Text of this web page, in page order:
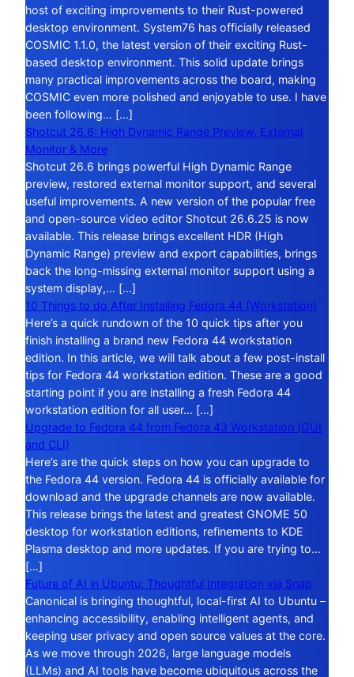
host of exciting improvements to their Rust-powered
desktop environment. System76 has officially released
COSMIC 1.1.0, the latest version of their exciting Rust-
based desktop environment. This solid update brings
many practical improvements across the board, making
COSMIC even more polished and enjoyable to use. I have
been following… […]
Shotcut 26.6: High Dynamic Range Preview, External
Monitor & More
Shotcut 26.6 brings powerful High Dynamic Range
preview, restored external monitor support, and several
useful improvements. A new version of the popular free
and open-source video editor Shotcut 26.6.25 is now
available. This release brings excellent HDR (High
Dynamic Range) preview and export capabilities, brings
back the long-missing external monitor support using a
system display,… […]
10 Things to do After Installing Fedora 44 (Workstation)
Here’s a quick rundown of the 10 quick tips after you
finish installing a brand new Fedora 44 workstation
edition. In this article, we will talk about a few post-install
tips for Fedora 44 workstation edition. These are a good
starting point if you are installing a fresh Fedora 44
workstation edition for all user… […]
Upgrade to Fedora 44 from Fedora 43 Workstation (GUI
and CLI)
Here’s are the quick steps on how you can upgrade to
the Fedora 44 version. Fedora 44 is officially available for
download and the upgrade channels are now available.
This release brings the latest and greatest GNOME 50
desktop for workstation editions, refinements to KDE
Plasma desktop and more updates. If you are trying to…
[…]
Future of AI in Ubuntu: Thoughtful Integration via Snap
Canonical is bringing thoughtful, local-first AI to Ubuntu –
enhancing accessibility, enabling intelligent agents, and
keeping user privacy and open source values at the core.
As we move through 2026, large language models
(LLMs) and AI tools have become ubiquitous across the